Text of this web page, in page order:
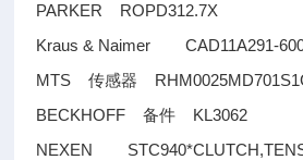
PARKER ROPD312.7X
Kraus & Naimer CAD11A291-
MTS传感器
BECKHOFF备件 KL3062
NEXEN